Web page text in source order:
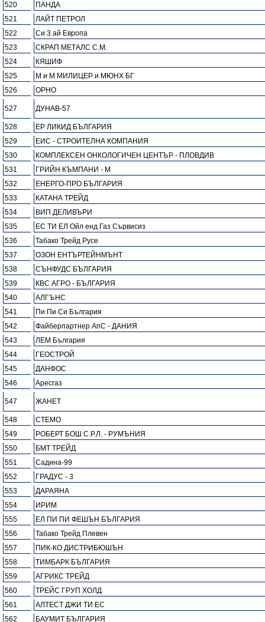
520
ПАНДА
521
ЛАЙТ ПЕТРОЛ
522
Си 3 ай Европа
523
СКРАП МЕТАЛС С.М.
524
КЯШИФ
525
М и М МИЛИЦЕР и МЮНХ БГ
526
ОРНО
527 ДУНАВ-57
528
ЕР ЛИКИД БЪЛГАРИЯ
529
ЕИС - СТРОИТЕЛНА КОМПАНИЯ
530
КОМПЛЕКСЕН ОНКОЛОГИЧЕН ЦЕНТЪР - ПЛОВДИВ
531
ГРИЙН КЪМПАНИ - М
532
ЕНЕРГО-ПРО БЪЛГАРИЯ
533
КАТАНА ТРЕЙД
534
ВИП ДЕЛИВЪРИ
535
ЕС ТИ ЕЛ Ойл енд Газ Сървисиз
536
Табако Трейд Русе
537
ОЗОН ЕНТЪРТЕЙНМЪНТ
538
СЪНФУДС БЪЛГАРИЯ
539
КВС АГРО - БЪЛГАРИЯ
540
АЛГЪНС
541
Пи Пи Си България
542
Файберпартнер АпС - ДАНИЯ
543
ЛЕМ България
544
ГЕОСТРОЙ
545
ДАНФОС
546
Аресгаз
547 ЖАНЕТ
548
СТЕМО
549
РОБЕРТ БОШ С.Р.Л. - РУМЪНИЯ
550
БМТ ТРЕЙД
551
Садина-99
552
ГРАДУС - 3
553
ДАРАЯНА
554
ИРИМ
555
ЕЛ ПИ ПИ ФЕШЪН БЪЛГАРИЯ
556
Табако Трейд Плевен
557
ПИК-КО ДИСТРИБЮШЪН
558
ТИМБАРК БЪЛГАРИЯ
559
АГРИКС ТРЕЙД
560
ТРЕЙС ГРУП ХОЛД
561
АЛТЕСТ ДЖИ ТИ ЕС
562
БАУМИТ БЪЛГАРИЯ